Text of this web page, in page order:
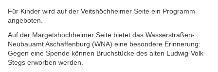
Für Kinder wird auf der Veitshöchheimer Seite ein Programm
angeboten.
Auf der Margetshöchheimer Seite bietet das Wasserstraßen-
Neubauamt Aschaffenburg (WNA) eine besondere Erinnerung:
Gegen eine Spende können Bruchstücke des alten Ludwig-Volk-
Stegs erworben werden.